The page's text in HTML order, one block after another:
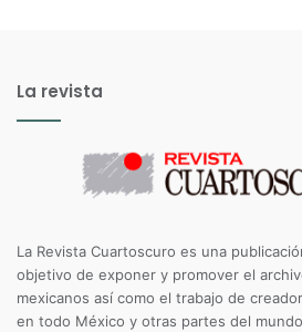
La revista
La Revista Cuartoscuro es una
objetivo de exponer y promover el
mexicanos así como el trabajo de
en todo México y otras partes del